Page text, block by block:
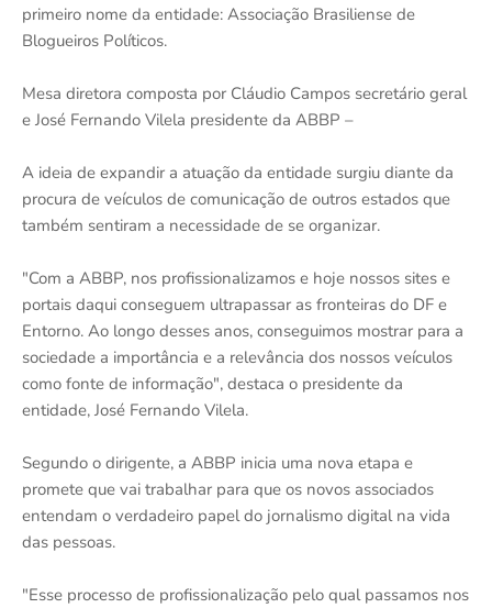
primeiro nome da entidade: Associação Brasiliense de
Blogueiros Políticos.
Mesa diretora composta por Cláudio Campos secretário geral
e José Fernando Vilela presidente da ABBP –
A ideia de expandir a atuação da entidade surgiu diante da
procura de veículos de comunicação de outros estados que
também sentiram a necessidade de se organizar.
"Com a ABBP, nos profissionalizamos e hoje nossos sites e
portais daqui conseguem ultrapassar as fronteiras do DF e
Entorno. Ao longo desses anos, conseguimos mostrar para a
sociedade a importância e a relevância dos nossos veículos
como fonte de informação", destaca o presidente da
entidade, José Fernando Vilela.
Segundo o dirigente, a ABBP inicia uma nova etapa e
promete que vai trabalhar para que os novos associados
entendam o verdadeiro papel do jornalismo digital na vida
das pessoas.
"Esse processo de profissionalização pelo qual passamos nos